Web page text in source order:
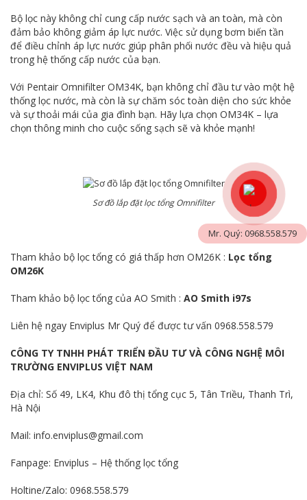
Bộ lọc này không chỉ cung cấp nước sạch và an toàn, mà còn
đảm bảo không giảm áp lực nước. Việc sử dụng bơm biến tần
để điều chỉnh áp lực nước giúp phân phối nước đều và hiệu quả
trong hệ thống cấp nước của bạn.
Với Pentair Omnifilter OM34K, bạn không chỉ đầu tư vào một hệ
thống lọc nước, mà còn là sự chăm sóc toàn diện cho sức khỏe
và sự thoải mái của gia đình bạn. Hãy lựa chọn OM34K – lựa
chọn thông minh cho cuộc sống sạch sẽ và khỏe mạnh!
Sơ đồ lắp đặt lọc tổng Omnifilter
Tham khảo bộ lọc tổng có giá thấp hơn OM26K : Lọc tổng
OM26K
Tham khảo bộ lọc tổng của AO Smith : AO Smith i97s
Liên hệ ngay Enviplus Mr Quý để được tư vấn 0968.558.579
CÔNG TY TNHH PHÁT TRIỂN ĐẦU TƯ VÀ CÔNG NGHỆ MÔI
TRƯỜNG ENVIPLUS VIỆT NAM
Địa chỉ: Số 49, LK4, Khu đô thị tổng cục 5, Tân Triều, Thanh Trì,
Hà Nội
Mail: info.enviplus@gmail.com
Fanpage: Enviplus – Hệ thống lọc tổng
Holtine/Zalo: 0968.558.579
Mr. Quý: 0968.558.579